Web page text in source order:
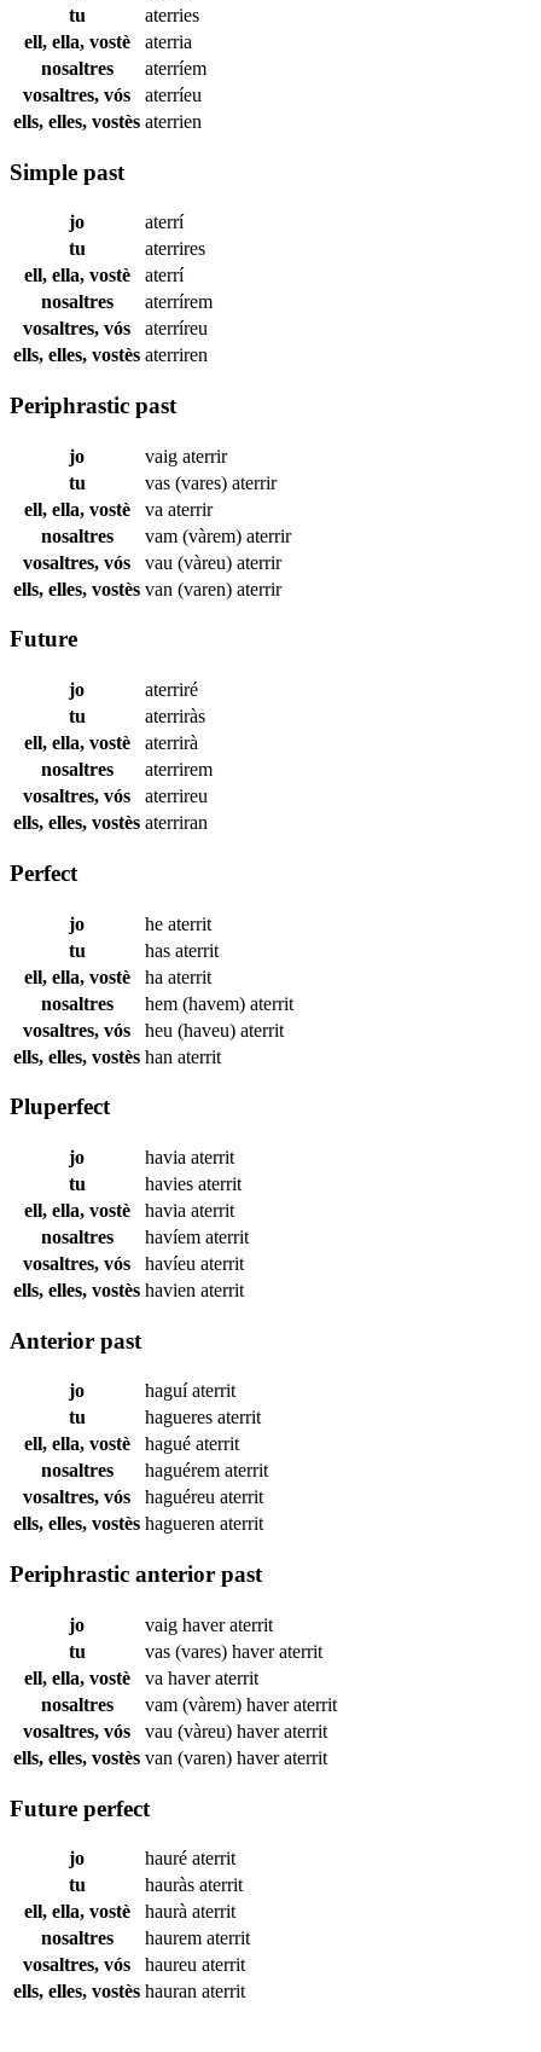
tu
aterries
ell, ella, vostè
aterria
nosaltres
aterríem
vosaltres, vós
aterríeu
ells, elles, vostès aterrien
Simple past
jo
aterrí
tu
aterrires
ell, ella, vostè
aterrí
nosaltres
aterrírem
vosaltres, vós
aterríreu
ells, elles, vostès aterriren
Periphrastic past
jo vaig aterrir
tu
vas (vares) aterrir
ell, ella, vostè
va aterrir
nosaltres
vam (vàrem) aterrir
vosaltres, vós
vau (vàreu) aterrir
ells, elles, vostès van (varen) aterrir
Future
jo
aterriré
tu
aterriràs
ell, ella, vostè
aterrirà
nosaltres
aterrirem
vosaltres, vós
aterrireu
ells, elles, vostès aterriran
Perfect
jo he aterrit
tu
has aterrit
ell, ella, vostè
ha aterrit
nosaltres
hem (havem) aterrit
vosaltres, vós
heu (haveu) aterrit
ells, elles, vostès han aterrit
Pluperfect
jo havia aterrit
tu
havies aterrit
ell, ella, vostè
havia aterrit
nosaltres
havíem aterrit
vosaltres, vós
havíeu aterrit
ells, elles, vostès havien aterrit
Anterior past
jo haguíaterrit
tu
hagueres aterrit
ell, ella, vostè
hagué aterrit
nosaltres
haguérem aterrit
vosaltres, vós
haguéreu aterrit
ells, elles, vostès hagueren aterrit
Periphrastic anterior past
jo vaig haveraterrit
tu
vas (vares) haveraterrit
ell, ella, vostè
va haveraterrit
nosaltres
vam (vàrem) haveraterrit
vosaltres, vós
vau (vàreu) haveraterrit
ells, elles, vostès van (varen) haveraterrit
Future perfect
jo hauré aterrit
tu
hauràs aterrit
ell, ella, vostè
haurà aterrit
nosaltres
haurem aterrit
vosaltres, vós
haureu aterrit
ells, elles, vostès hauran aterrit